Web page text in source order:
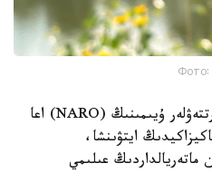
Фото:
جاپونيانىڭ ۇلتتىق اگرارلىق زەرتتەۋلەر ۇيىمىنىڭ (NARO) اعا
ايتۋىنشا،
ماتەريالداردىڭ عىلىمي